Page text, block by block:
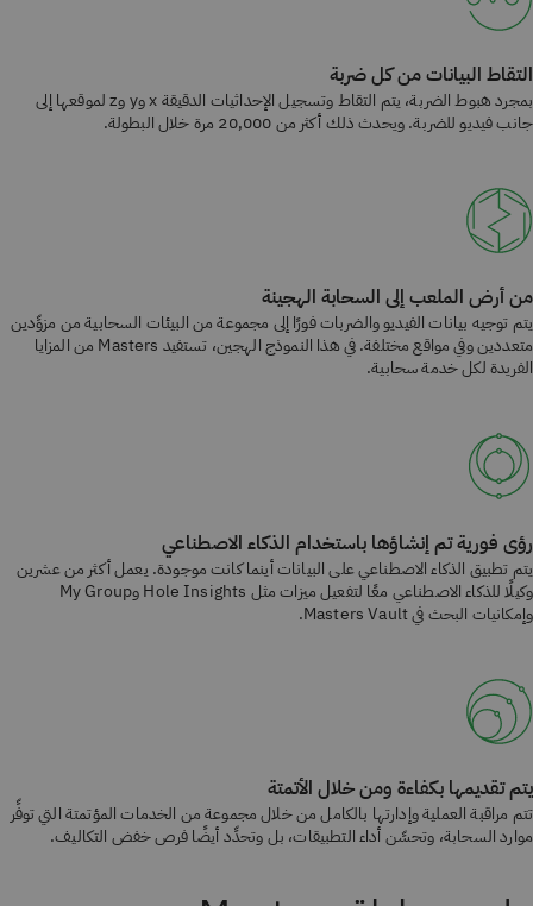
التقاط البيانات من كل ضربة
بمجرد هبوط الضربة، يتم التقاط وتسجيل الإحداثيات الدقيقة x وy وz لموقعها إلى
جانب فيديو للضربة. ويحدث ذلك أكثر من 20,000 مرة خلال البطولة.
من أرض الملعب إلى السحابة الهجينة
يتم توجيه بيانات الفيديو والضربات فورًا إلى مجموعة من البيئات السحابية من مزوِّدين
متعددين وفي مواقع مختلفة. في هذا النموذج الهجين، تستفيد Masters من المزايا
الفريدة لكل خدمة سحابية.
رؤى فورية تم إنشاؤها باستخدام الذكاء الاصطناعي
يتم تطبيق الذكاء الاصطناعي على البيانات أينما كانت موجودة. يعمل أكثر من عشرين
وكيلًا للذكاء الاصطناعي معًا لتفعيل ميزات مثل Hole Insights وMy Group
وإمكانيات البحث في Masters Vault.
يتم تقديمها بكفاءة ومن خلال الأتمتة
تتم مراقبة العملية وإدارتها بالكامل من خلال مجموعة من الخدمات المؤتمتة التي توفِّر
موارد السحابة، وتحسِّن أداء التطبيقات، بل وتحدِّد أيضًا فرص خفض التكاليف.